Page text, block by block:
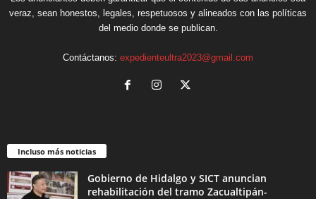
veraz, sean honestos, legales, respetuosos y alineados con las políticas
del medio donde se publican.
Contáctanos: expedienteultra2023@gmail.com
Incluso más noticias
Gobierno de Hidalgo y SICT anuncian
rehabilitación del tramo Zacualtipán-